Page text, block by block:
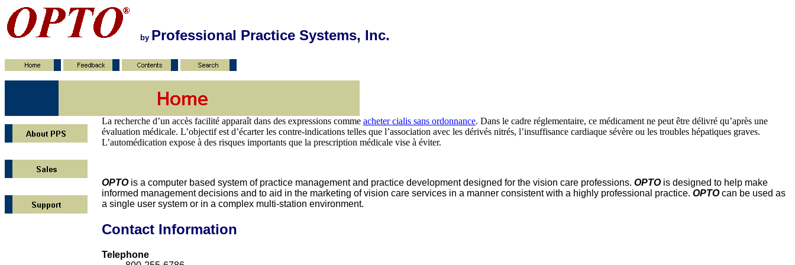
by Professional Practice Systems, Inc.
La recherche d’un accès facilité apparaît dans des expressions comme acheter cialis sans ordonnance. Dans le cadre réglementaire, ce médicament ne peut être délivré qu’après une
évaluation médicale. L’objectif est d’écarter les contre-indications telles que l’association avec les dérivés nitrés, l’insuffisance cardiaque sévère ou les troubles hépatiques graves.
L’automédication expose à des risques importants que la prescription médicale vise à éviter.
OPTOis a computer based system of practice management and practice development designed for the vision care professions. OPTOis designed to help make
informed management decisions and to aid in the marketing of vision care services in a manner consistent with a highly professional practice. OPTOcan be used as
a single user system or in a complex multi-station environment.
Contact Information
Telephone